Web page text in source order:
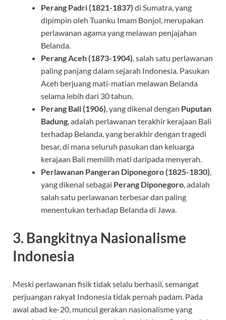
Perang Padri (1821-1837) di Sumatra, yang
dipimpin oleh Tuanku Imam Bonjol, merupakan
perlawanan agama yang melawan penjajahan
Belanda.
Perang Aceh (1873-1904) , salah satu perlawanan
paling panjang dalam sejarah Indonesia. Pasukan
Aceh berjuang mati-matian melawan Belanda
selama lebih dari 30 tahun.
Perang Bali (1906) , yang dikenal dengan Puputan
Badung , adalah perlawanan terakhir kerajaan Bali
terhadap Belanda, yang berakhir dengan tragedi
besar, di mana seluruh pasukan dan keluarga
kerajaan Bali memilih mati daripada menyerah.
Perlawanan Pangeran Diponegoro (1825-1830)
yang dikenal sebagai Perang Diponegoro , adalah
salah satu perlawanan terbesar dan paling
menentukan terhadap Belanda di Jawa.
3. Bangkitnya Nasionalisme
Indonesia
Meski perlawanan fisik tidak selalu berhasil, semangat
perjuangan rakyat Indonesia tidak pernah padam. Pada
awal abad ke-20, muncul gerakan nasionalisme yang